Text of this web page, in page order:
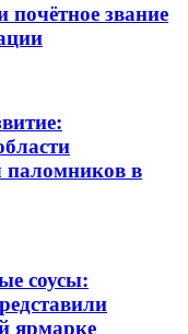
звание
паломников в
соусы:
ярмарке